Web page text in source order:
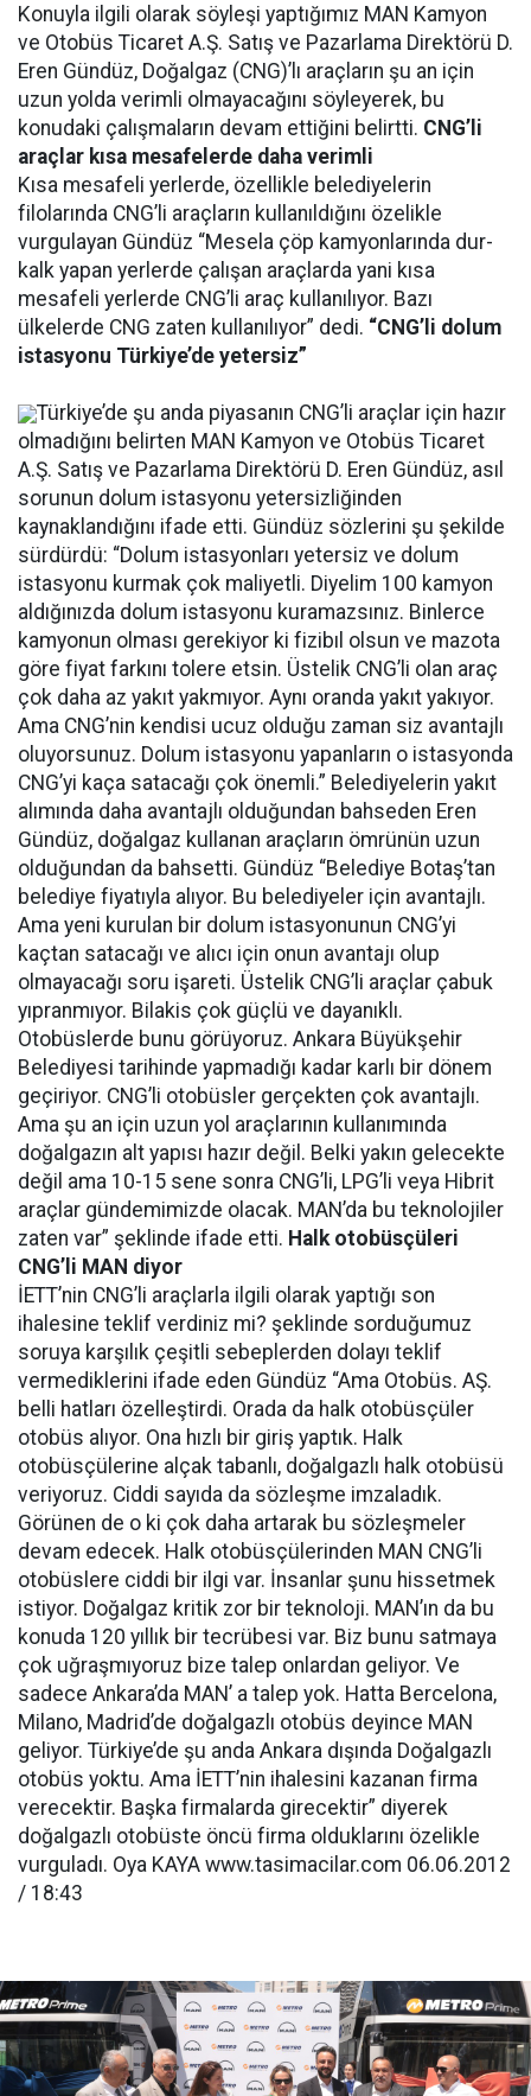
Konuyla ilgili olarak söyleşi yaptığımız MAN Kamyon
ve Otobüs Ticaret A.Ş. Satış ve Pazarlama Direktörü D.
Eren Gündüz, Doğalgaz (CNG)’lı araçların şu an için
uzun yolda verimli olmayacağını söyleyerek, bu
konudaki çalışmaların devam ettiğini belirtti. CNG’li
araçlar kısa mesafelerde daha verimli
Kısa mesafeli yerlerde, özellikle belediyelerin
filolarında CNG’li araçların kullanıldığını özelikle
vurgulayan Gündüz “Mesela çöp kamyonlarında dur-
kalk yapan yerlerde çalışan araçlarda yani kısa
mesafeli yerlerde CNG’li araç kullanılıyor. Bazı
ülkelerde CNG zaten kullanılıyor” dedi. “CNG’li dolum
istasyonu Türkiye’de yetersiz”
Türkiye’de şu anda piyasanın CNG’li araçlar için hazır
olmadığını belirten MAN Kamyon ve Otobüs Ticaret
A.Ş. Satış ve Pazarlama Direktörü D. Eren Gündüz, asıl
sorunun dolum istasyonu yetersizliğinden
kaynaklandığını ifade etti. Gündüz sözlerini şu şekilde
sürdürdü: “Dolum istasyonları yetersiz ve dolum
istasyonu kurmak çok maliyetli. Diyelim 100 kamyon
aldığınızda dolum istasyonu kuramazsınız. Binlerce
kamyonun olması gerekiyor ki fizibıl olsun ve mazota
göre fiyat farkını tolere etsin. Üstelik CNG’li olan araç
çok daha az yakıt yakmıyor. Aynı oranda yakıt yakıyor.
Ama CNG’nin kendisi ucuz olduğu zaman siz avantajlı
oluyorsunuz. Dolum istasyonu yapanların o istasyonda
CNG’yi kaça satacağı çok önemli.” Belediyelerin yakıt
alımında daha avantajlı olduğundan bahseden Eren
Gündüz, doğalgaz kullanan araçların ömrünün uzun
olduğundan da bahsetti. Gündüz “Belediye Botaş’tan
belediye fiyatıyla alıyor. Bu belediyeler için avantajlı.
Ama yeni kurulan bir dolum istasyonunun CNG’yi
kaçtan satacağı ve alıcı için onun avantajı olup
olmayacağı soru işareti. Üstelik CNG’li araçlar çabuk
yıpranmıyor. Bilakis çok güçlü ve dayanıklı.
Otobüslerde bunu görüyoruz. Ankara Büyükşehir
Belediyesi tarihinde yapmadığı kadar karlı bir dönem
geçiriyor. CNG’li otobüsler gerçekten çok avantajlı.
Ama şu an için uzun yol araçlarının kullanımında
doğalgazın alt yapısı hazır değil. Belki yakın gelecekte
değil ama 10-15 sene sonra CNG’li, LPG’li veya Hibrit
araçlar gündemimizde olacak. MAN’da bu teknolojiler
zaten var” şeklinde ifade etti. Halk otobüsçüleri
CNG’li MAN diyor
İETT’nin CNG’li araçlarla ilgili olarak yaptığı son
ihalesine teklif verdiniz mi? şeklinde sorduğumuz
soruya karşılık çeşitli sebeplerden dolayı teklif
vermediklerini ifade eden Gündüz “Ama Otobüs. AŞ.
belli hatları özelleştirdi. Orada da halk otobüsçüler
otobüs alıyor. Ona hızlı bir giriş yaptık. Halk
otobüsçülerine alçak tabanlı, doğalgazlı halk otobüsü
veriyoruz. Ciddi sayıda da sözleşme imzaladık.
Görünen de o ki çok daha artarak bu sözleşmeler
devam edecek. Halk otobüsçülerinden MAN CNG’li
otobüslere ciddi bir ilgi var. İnsanlar şunu hissetmek
istiyor. Doğalgaz kritik zor bir teknoloji. MAN’ın da bu
konuda 120 yıllık bir tecrübesi var. Biz bunu satmaya
çok uğraşmıyoruz bize talep onlardan geliyor. Ve
sadece Ankara’da MAN’ a talep yok. Hatta Bercelona,
Milano, Madrid’de doğalgazlı otobüs deyince MAN
geliyor. Türkiye’de şu anda Ankara dışında Doğalgazlı
otobüs yoktu. Ama İETT’nin ihalesini kazanan firma
verecektir. Başka firmalarda girecektir” diyerek
doğalgazlı otobüste öncü firma olduklarını özelikle
vurguladı. Oya KAYA www.tasimacilar.com 06.06.2012
/ 18:43